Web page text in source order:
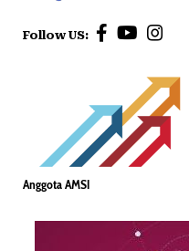
Follow US:
Anggota AMSI